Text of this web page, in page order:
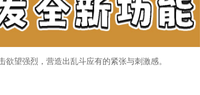
望强烈，营造出乱斗应有的紧张与刺激感。